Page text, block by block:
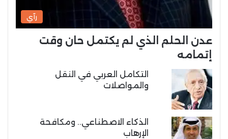
رآي
عدن الحلم الذي لم يكتمل حان وقت
إتمامه
التكامل العربي في النقل
والمواصلات
الذكاء الاصطناعي.. ومكافحة
الإرهاب